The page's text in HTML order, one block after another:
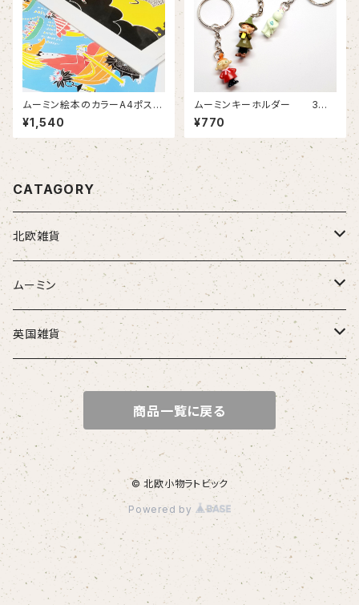
ムーミン絵本のカラーA4ポスタ
ー さみしがりやのクニット そ
れからどうなるの？より 全４種
類 フィンランド製【Putinki Oy
finland】
¥1,540
ムーミンキーホルダー 3種
類 【TOSA ムーミン リト
ルミィ スナフキン】
¥770
CATAGORY
北欧雑貨
トムテ
トロール
陶器
マグカップ
シリアルボウル
ピッチャー
ネームプレート
マリーさんカレンダー
ろうそく立て
木製
鉄製 Bengt&Lotta
ポストカード
JUL(クリスマスカード）
ダーラナ馬（ダーラヘスト）
ムーミン
アラビアマグカップ
アラビアピッチャー
ホーローマグカップ
パズル玩具
本
ICカードステッカー
英国雑貨
ミニミニテディベア
シルバーチャーム
商品一覧に戻る
© 北欧小物ラトビック
Powered by